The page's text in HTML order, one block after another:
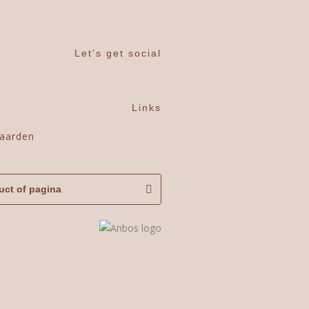
Let's get social
Links